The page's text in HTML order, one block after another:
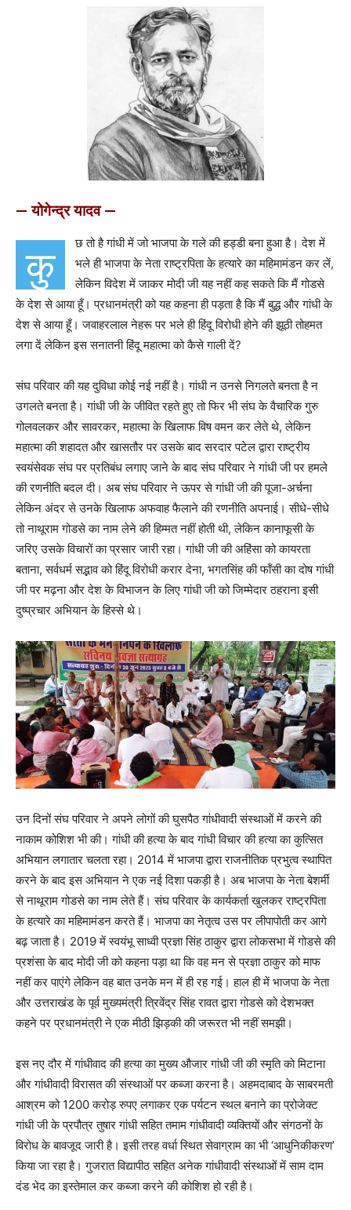
— योगेन्द्र यादव —
कु
छ तो है गांधी में जो भाजपा के गले की हड्डी बना हुआ है। देश में
भले ही भाजपा के नेता राष्ट्रपिता के हत्यारे का महिमामंडन कर लें,
लेकिन विदेश में जाकर मोदी जी यह नहीं कह सकते कि मैं गोडसे
के देश से आया हूँ। प्रधानमंत्री को यह कहना ही पड़ता है कि मैं बुद्ध और गांधी के
देश से आया हूँ। जवाहरलाल नेहरू पर भले ही हिंदू विरोधी होने की झूठी तोहमत
लगा दें लेकिन इस सनातनी हिंदू महात्मा को कैसे गाली दें?
संघ परिवार की यह दुविधा कोई नई नहीं है। गांधी न उनसे निगलते बनता है न
उगलते बनता है। गांधी जी के जीवित रहते हुए तो फिर भी संघ के वैचारिक गुरु
गोलवलकर और सावरकर, महात्मा के खिलाफ विष वमन कर लेते थे, लेकिन
महात्मा की शहादत और खासतौर पर उसके बाद सरदार पटेल द्वारा राष्ट्रीय
स्वयंसेवक संघ पर प्रतिबंध लगाए जाने के बाद संघ परिवार ने गांधी जी पर हमले
की रणनीति बदल दी। अब संघ परिवार ने ऊपर से गांधी जी की पूजा-अर्चना
लेकिन अंदर से उनके खिलाफ अफवाह फैलाने की रणनीति अपनाई। सीधे-सीधे
तो नाथूराम गोडसे का नाम लेने की हिम्मत नहीं होती थी, लेकिन कानाफूसी के
जरिए उसके विचारों का प्रसार जारी रहा। गांधी जी की अहिंसा को कायरता
बताना, सर्वधर्म सद्भाव को हिंदू विरोधी करार देना, भगतसिंह की फॉंसी का दोष गांधी
जी पर मढ़ना और देश के विभाजन के लिए गांधी जी को जिम्मेदार ठहराना इसी
दुष्प्रचार अभियान के हिस्से थे।
उन दिनों संघ परिवार ने अपने लोगों की घुसपैठ गांधीवादी संस्थाओं में करने की
नाकाम कोशिश भी की। गांधी की हत्या के बाद गांधी विचार की हत्या का कुत्सित
अभियान लगातार चलता रहा। 2014 में भाजपा द्वारा राजनीतिक प्रभुत्व स्थापित
करने के बाद इस अभियान ने एक नई दिशा पकड़ी है। अब भाजपा के नेता बेशर्मी
से नाथूराम गोडसे का नाम लेते हैं। संघ परिवार के कार्यकर्ता खुलकर राष्ट्रपिता
के हत्यारे का महिमामंडन करते हैं। भाजपा का नेतृत्व उस पर लीपापोती कर आगे
बढ़ जाता है। 2019 में स्वयंभू साध्वी प्रज्ञा सिंह ठाकुर द्वारा लोकसभा में गोडसे की
प्रशंसा के बाद मोदी जी को कहना पड़ा था कि वह मन से प्रज्ञा ठाकुर को माफ
नहीं कर पाएंगे लेकिन वह बात उनके मन में ही रह गई। हाल ही में भाजपा के नेता
और उत्तराखंड के पूर्व मुख्यमंत्री त्रिवेंद्र सिंह रावत द्वारा गोडसे को देशभक्त
कहने पर प्रधानमंत्री ने एक मीठी झिड़की की जरूरत भी नहीं समझी।
इस नए दौर में गांधीवाद की हत्या का मुख्य औजार गांधी जी की स्मृति को मिटाना
और गांधीवादी विरासत की संस्थाओं पर कब्जा करना है। अहमदाबाद के साबरमती
आश्रम को 1200 करोड़ रुपए लगाकर एक पर्यटन स्थल बनाने का प्रोजेक्ट
गांधी जी के प्रपौत्र तुषार गांधी सहित तमाम गांधीवादी व्यक्तियों और संगठनों के
विरोध के बावजूद जारी है। इसी तरह वर्धा स्थित सेवाग्राम का भी ‘आधुनिकीकरण’
किया जा रहा है। गुजरात विद्यापीठ सहित अनेक गांधीवादी संस्थाओं में साम दाम
दंड भेद का इस्तेमाल कर कब्जा करने की कोशिश हो रही है।